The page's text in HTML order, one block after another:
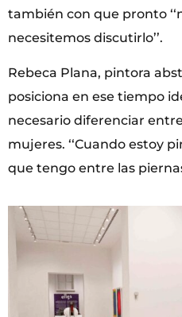
también con que pronto
necesitemos discutirlo’’.
Rebeca Plana, pintora
posiciona en ese tiempo
necesario diferenciar
mujeres. ‘‘Cuando estoy
que tengo entre las